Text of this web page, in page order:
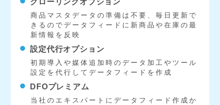
クローリングオプション
商品マスタデータの準備は不要、毎日更新で
きるのでデータフィードに新商品や在庫の最
新情報を反映
設定代行オプション
初期導入や媒体追加時のデータ加工やツール
設定を代行してデータフィードを作成
DFOプレミアム
当社のエキスパートにデータフィード作成か